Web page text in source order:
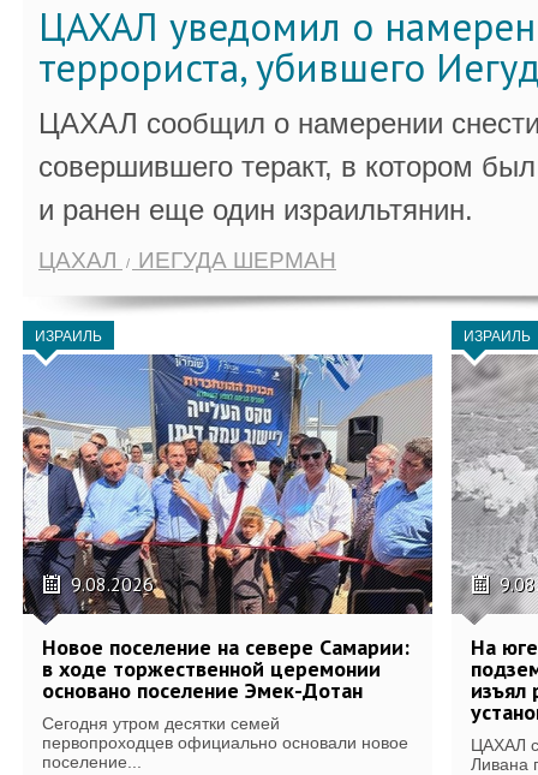
ЦАХАЛ уведомил о
террориста, убившего
ЦАХАЛ сообщил о намерении
совершившего теракт, в котором
и ранен еще один израильтянин.
ЦАХАЛ ИЕГУДА ШЕРМАН
ИЗРАИЛЬ
9.08.2026
Новое поселение на севере Самарии:
в ходе торжественной церемонии
основано поселение Эмек-Дотан
Сегодня утром десятки семей
первопроходцев официально основали новое
поселение...
ИЗРАИЛЬ
На
изъял
ЦАХАЛ
Ливана